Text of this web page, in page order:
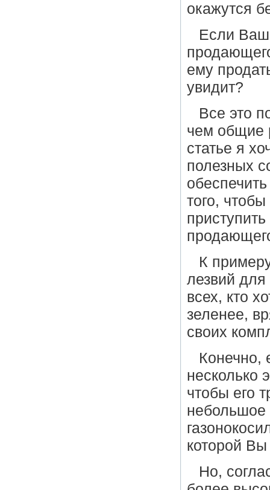
окажутся
Если Ваш
ему
увидит?
Все это
чем общие
статье я
полезных
того,
К
лезвий для
всех, кто
зеленее,
своих
Конечно,
несколько
чтобы его
небольшое
которой
Но,